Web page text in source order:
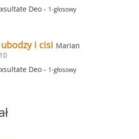
Deo - 1-głosowy
ubodzy i cisi Marian
Deo - 1-głosowy